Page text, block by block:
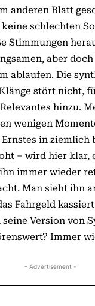
anderen Blatt
schlechten
Stimmungen
aber
ablaufen. Die
stört nicht,
hinzu.
wenigen
in ziemlich
– wird hier klar,
immer wieder
Man sieht ihn
Fahrgeld
Version von
Immer
- Advertisement -